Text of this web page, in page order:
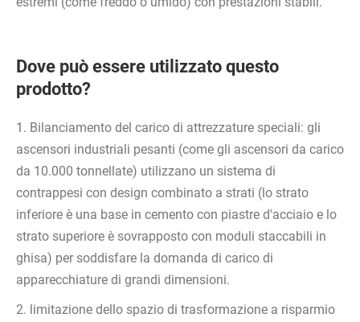
Dove può essere utilizzato questo
prodotto?
1. Bilanciamento del carico di attrezzature speciali: gli
ascensori industriali pesanti (come gli ascensori da carico
da 10.000 tonnellate) utilizzano un sistema di
contrappesi con design combinato a strati (lo strato
inferiore è una base in cemento con piastre d'acciaio e lo
strato superiore è sovrapposto con moduli staccabili in
ghisa) per soddisfare la domanda di carico di
apparecchiature di grandi dimensioni.
2. limitazione dello spazio di trasformazione a risparmio